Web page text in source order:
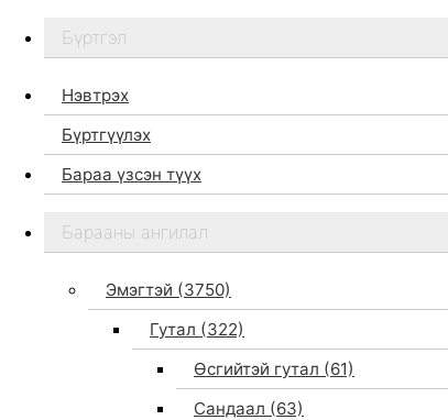
Бидний тухай
Дэлгүүр
Бүртгэл
Нэвтрэх
Бүртгүүлэх
Бараа үзсэн түүх
Барааны ангилал
Эмэгтэй (3750)
Гутал (322)
Өсгийтэй гутал (61)
Сандаал (63)